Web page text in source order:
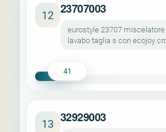
12 23707003
eurostyle 23707
lavabo taglia s con ecojoy
41
13 32929003